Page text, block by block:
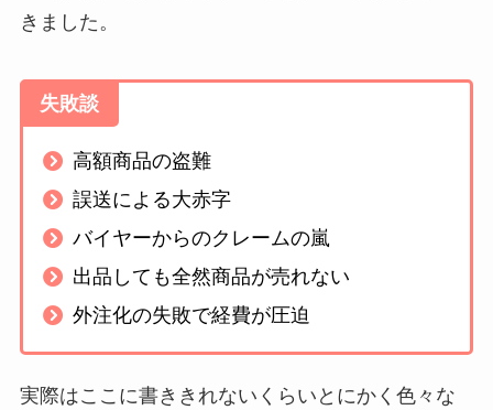
きました。
失敗談
高額商品の盗難
誤送による大赤字
バイヤーからのクレームの嵐
出品しても全然商品が売れない
外注化の失敗で経費が圧迫
実際はここに書ききれないくらいとにかく色々な